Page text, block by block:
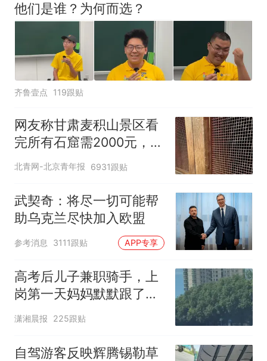
他们是谁？为何而选？
齐鲁壹点 119跟贴
网友称甘肃麦积山景区看
完所有石窟需2000元，景
区：部分石窟受特别保
护，游客可按需买
北青网-北京青年报 6931跟贴
武契奇：将尽一切可能帮
助乌克兰尽快加入欧盟
参考消息 3111跟贴 APP专享
高考后儿子兼职骑手，上
岗第一天妈妈默默跟了三
公里，感慨孩子真的长大
潇湘晨报 225跟贴
自驾游客反映辉腾锡勒草